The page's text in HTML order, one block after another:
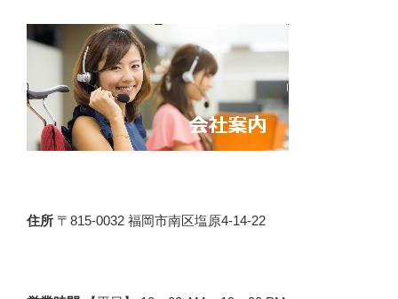
住所 〒815-0032 福岡市南区塩原4-14-22